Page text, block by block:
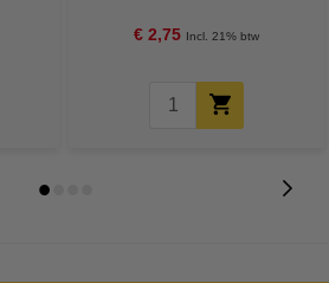
€ 2,75 Incl. 21% btw